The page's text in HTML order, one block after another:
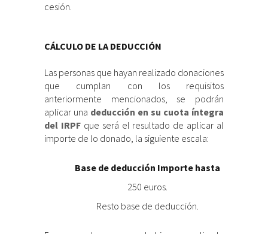
cesión.
CÁLCULO DE LA DEDUCCIÓN
Las personas que hayan realizado donaciones
que cumplan con los requisitos
anteriormente mencionados, se podrán
aplicar una deducción en su cuota íntegra
del IRPFque será el resultado de aplicar al
importe de lo donado, la siguiente escala:
Base de deducción Importe hasta
250 euros.
Resto base de deducción.